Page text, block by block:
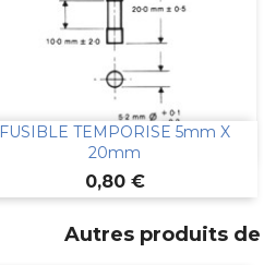
FUSIBLE TEMPORISE 5mm X
20mm
Prix
0,80 €
Aperçu rapide
Autres produits